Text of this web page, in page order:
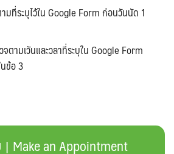
มที่ระบุไว้ใน Google Form ก่อนวันนัด 1
ตามเวันและวลาที่ระบุใน Google Form
ข้อ 3
Make an Appointment